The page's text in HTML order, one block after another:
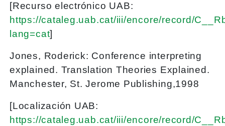
[Recurso electrónico UAB:
https://cataleg.uab.cat/iii/encore/record/
lang=cat]
Jones, Roderick: Conference interpreting
explained. Translation Theories Explained.
Manchester, St. Jerome Publishing,1998
[Localización UAB:
https://cataleg.uab.cat/iii/encore/record/